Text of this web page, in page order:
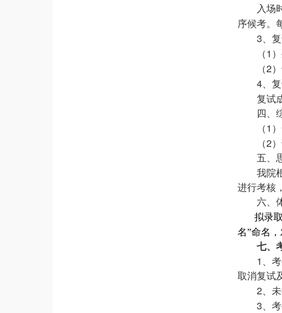
入场
序候考。
3 、
（1
（2
4、
复试
四、
（1
（2
五、
我院
进行考核
六、
拟录
名”命名
七、
1 、
取消复试
2、
3 、